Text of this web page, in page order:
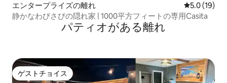
エンタープライズの離れ レビュー19
5.0 (19)
静かなわびさびの隠れ家 | 1000平方フィートの専用Casita
パティオがある離れ
ゲストチョイス
ゲストチョイス